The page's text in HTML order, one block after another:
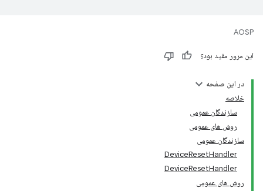
AOSP
این مرور مفید بود؟
در این صفحه
خلاصه
سازندگان عمومی
روش های عمومی
سازندگان عمومی
DeviceResetHandler
DeviceResetHandler
روش های عمومی